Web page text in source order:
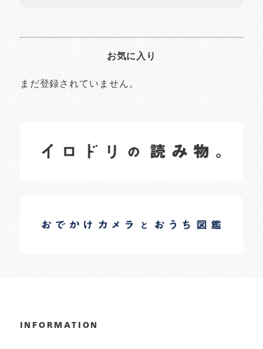
お気に入り
まだ登録されていません。
日常の様子など随時更新中です。
日常の様子など随時更新中です。
INFORMATION